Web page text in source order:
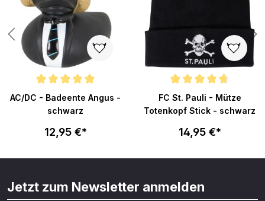
Durchschnittliche Bewertung von 5 von 5 Sternen
AC/DC - Badeente Angus -
schwarz
12,95 €*
Durchschnittliche Bewertung
FC St. Pauli - Mütze
Totenkopf Stick - schwarz
14,95 €*
Jetzt zum Newsletter anmelden